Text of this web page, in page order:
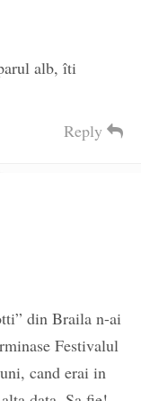
alb, îti
Reply
din Braila n-ai
Festivalul
cand erai in